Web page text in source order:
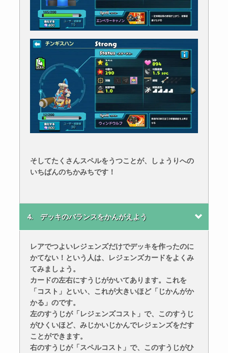
そしてたくさんスペルをうつことが、しょうりへの
いちばんのちかみちです！
4. デッキのバランスをかんがえよう
レアでつよいレジェンズだけでデッキを作ったのに
かてない！という人は、レジェンズカードをよくみ
てみましょう。
カードの左右にすうじがかいてあります。これを
「コスト」といい、これが大きいほど「じかんがか
かる」のです。
左のすうじが「レジェンズコスト」で、このすうじ
がひくいほど、みじかいじかんでレジェンズをだす
ことができます。
右のすうじが「スペルコスト」で、このすうじがひ